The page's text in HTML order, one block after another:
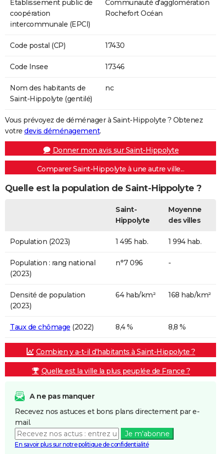
Etablissement public de
coopération
intercommunale (EPCI)
Communauté d'agglomération
Rochefort Océan
Code postal (CP) 17430
Code Insee 17346
Nom des habitants de
Saint-Hippolyte (gentilé)
nc
Vous prévoyez de déménager à Saint-Hippolyte ? Obtenez
votre devis déménagement.
Donner mon avis sur Saint-Hippolyte
Comparer Saint-Hippolyte à une autre ville...
Quelle est la population de Saint-Hippolyte ?
Saint-
Hippolyte
Moyenne
des villes
Population (2023) 1 495 hab. 1 994 hab.
Population : rang national
(2023)
n°7 096 -
Densité de population
(2023)
64 hab/km² 168 hab/km²
Taux de chômage (2022) 8,4 % 8,8 %
Combien y a-t-il d'habitants à Saint-Hippolyte ?
Quelle est la ville la plus peuplée de France ?
A ne pas manquer
Recevez nos astuces et bons plans directement par e-
mail.
Je m'abonne
En savoir plus sur notre politique de confidentialité